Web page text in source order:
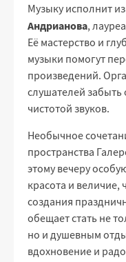
Музыку исполнит
Андрианова,
Её мастерство и
музыки помогут
произведений.
слушателей забыть
чистотой звуков.
Необычное
пространства
этому вечеру
красота и
создания
обещает стать не
но и душевным
вдохновение и